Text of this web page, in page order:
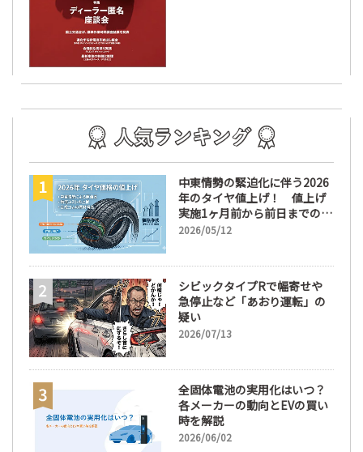
中東情勢の緊迫化に伴う2026
年のタイヤ値上げ！ 値上げ
実施1ヶ月前から前日までの期
間が販売において極めて重要
2026/05/12
シビックタイプRで幅寄せや
急停止など「あおり運転」の
疑い
2026/07/13
全固体電池の実用化はいつ？
各メーカーの動向とEVの買い
時を解説
2026/06/02